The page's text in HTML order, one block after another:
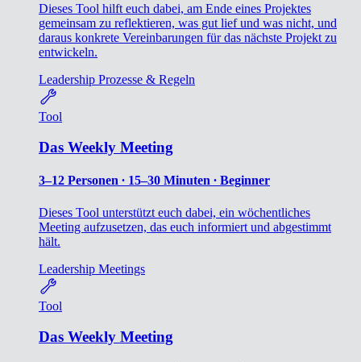
Dieses Tool hilft euch dabei, am Ende eines Projektes
gemeinsam zu reflektieren, was gut lief und was nicht, und
daraus konkrete Vereinbarungen für das nächste Projekt zu
entwickeln.
Leadership Prozesse & Regeln
Tool
Das Weekly Meeting
3–12 Personen ∙ 15–30 Minuten ∙ Beginner
Dieses Tool unterstützt euch dabei, ein wöchentliches
Meeting aufzusetzen, das euch informiert und abgestimmt
hält.
Leadership Meetings
Tool
Das Weekly Meeting